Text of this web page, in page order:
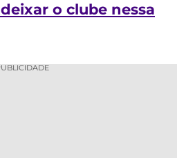
o clube nessa